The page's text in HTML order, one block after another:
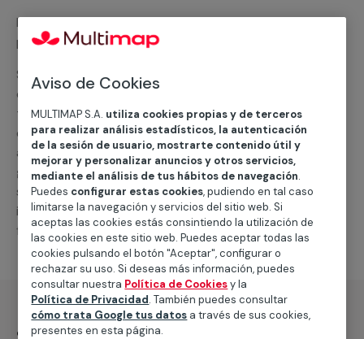
Nuestro equipo de expertos ofrece un servicio con
precios competitivos en
Solicita tu presupuesto y te ofreceremos una solución
diseñada a tu medida y sin ningún compromiso. Un
técnico de MULTIMAP contactará inmediatamente
contigo para informarte sobre las diferentes
alternativas que podemos ofrecerte para elservicio
general de climatización frio, como por ejemplo el
suministro de los materiales necesarios, las
intervenciones a realizar, o la mano de obra que hará
falta para completar tu proyecto.
¿Qué incluye?
Aviso de Cookies
MULTIMAP S.A. utiliza cookies propias y de terceros
para realizar análisis estadísticos, la autenticación
de la sesión de usuario, mostrarte contenido útil y
mejorar y personalizar anuncios y otros servicios,
mediante el análisis de tus hábitos de navegación.
Puedes configurar estas cookies, pudiendo en tal caso
limitarse la navegación y servicios del sitio web. Si
aceptas las cookies estás consintiendo la utilización de
las cookies en este sitio web. Puedes aceptar todas las
cookies pulsando el botón "Aceptar", configurar o
rechazar su uso. Si deseas más información, puedes
consultar nuestra Política de Cookiesy la
Política de Privacidad. También puedes consultar
cómo trata Google tus datos a través de sus cookies,
presentes en esta página.